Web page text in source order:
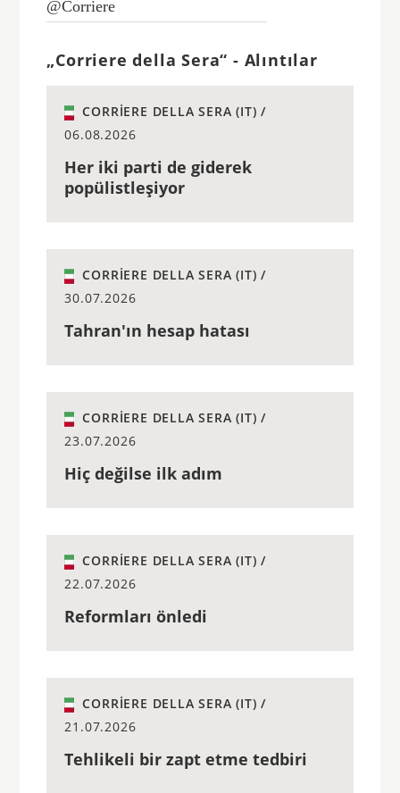
@Corriere
„Corriere della Sera“ - Alıntılar
CORRIERE DELLA SERA (IT) /
06.08.2026
Her iki parti de giderek
popülistleşiyor
CORRIERE DELLA SERA (IT) /
30.07.2026
Tahran'ın hesap hatası
CORRIERE DELLA SERA (IT) /
23.07.2026
Hiç değilse ilk adım
CORRIERE DELLA SERA (IT) /
22.07.2026
Reformları önledi
CORRIERE DELLA SERA (IT) /
21.07.2026
Tehlikeli bir zapt etme tedbiri